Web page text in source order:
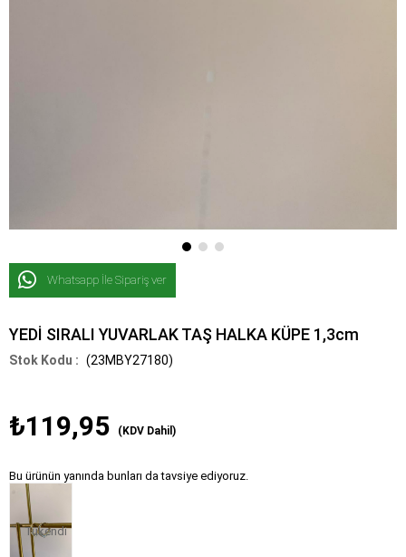
Whatsapp İle Sipariş ver
YEDİ SIRALI YUVARLAK TAŞ HALKA KÜPE 1,3cm
(23MBY27180)
₺119,95 (KDV Dahil)
Bu ürünün yanında bunları da tavsiye ediyoruz.
Tükendi